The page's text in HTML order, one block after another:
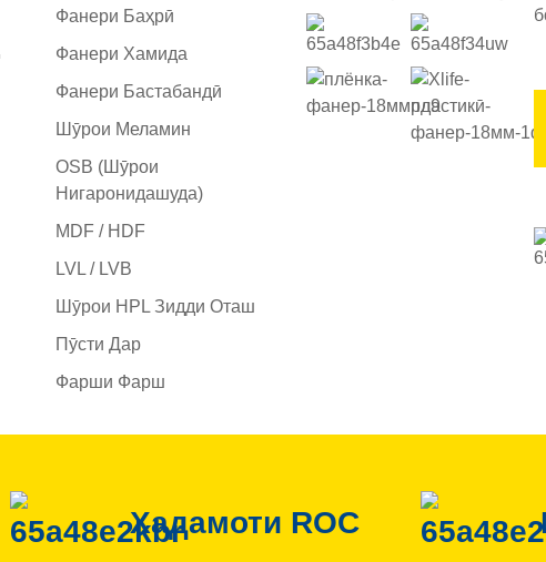
Фанери Баҳрӣ
Фанери Хамида
Фанери Бастабандӣ
Шӯрои Меламин
OSB (Шӯрои
Нигаронидашуда)
MDF / HDF
LVL / LVB
Шӯрои HPL Зидди Оташ
Пӯсти Дар
Фарши Фарш
Хадамоти ROC